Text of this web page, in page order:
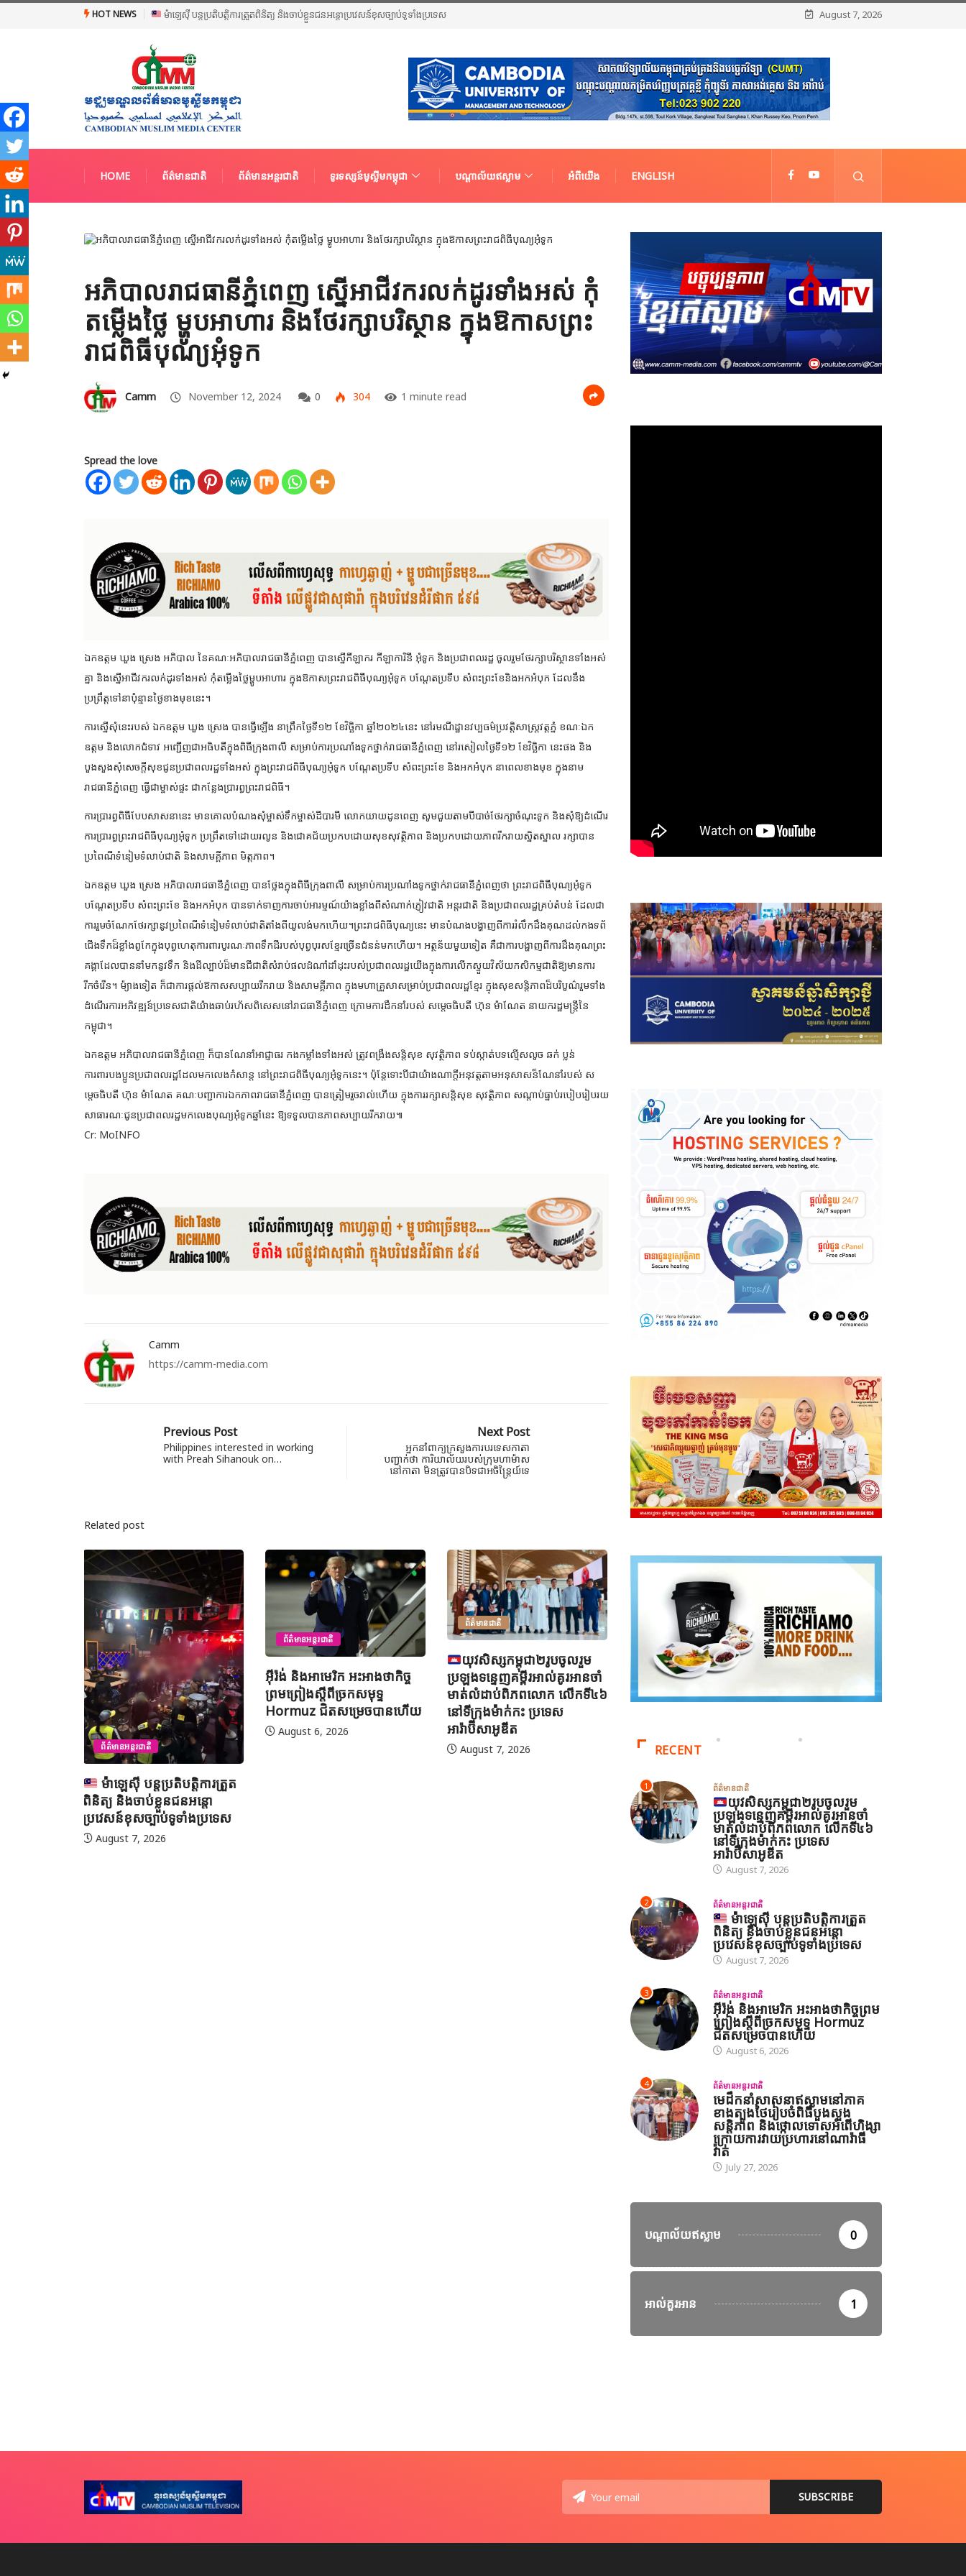
HOT NEWS ម៉ាឡេស៊ី បន្តប្រតិបត្តិការត្រួតពិនិត្យ និងចាប់ខ្លួនជនអន្តោប្រវេសន៍ខុសច្បាប់ទូទាំងប្រទេស August 7, 2026
HOME ព័ត៌មានជាតិ ព័ត៌មានអន្តរជាតិ ទូរទស្សន៍មូស្លីមកម្ពុជា បណ្តាល័យឥស្លាម អំពីយើង ENGLISH
អភិបាលរាជធានីភ្នំពេញ ស្នើអាជីវករលក់ដូរទាំងអស់ កុំ
តម្លើងថ្លៃ ម្ហូបអាហារ និងថែរក្សាបរិស្ថាន ក្នុងឱកាសព្រះ
រាជពិធីបុណ្យអុំទូក
Camm November 12, 2024 0 304 1 minute read
Spread the love
ឯកឧត្តម ឃួង ស្រេង អភិបាល នៃគណៈអភិបាលរាជធានីភ្នំពេញ បានស្នើកីឡាករ កីឡាការិនី អុំទូក និងប្រជាពលរដ្ឋ ចូលរួមថែរក្សាបរិស្ថានទាំងអស់
គ្នា និងស្នើអាជីវករលក់ដូរទាំងអស់ កុំតម្លើងថ្លៃម្ហូបអាហារ ក្នុងឱកាសព្រះរាជពិធីបុណ្យអុំទូក បណ្តែតប្រទីប សំពះព្រះខែនិងអកអំបុក ដែលនឹង
ប្រព្រឹត្តទៅនាប៉ុន្មានថ្ងៃខាងមុខនេះ។
ការស្នើសុំនេះរបស់ ឯកឧត្ដម ឃួង ស្រេង បានធ្វើឡើង នាព្រឹកថ្ងៃទី១២ ខែវិច្ឆិកា ឆ្នាំ២០២៤នេះ នៅរមណីដ្ឋានវប្បធម៌ប្រវត្តិសាស្ត្រវត្តភ្នំ ខណៈឯក
ឧត្តម និងលោកជំទាវ អញ្ជើញជាអធិបតីក្នុងពិធីក្រុងពាលី សម្រាប់ការប្រណាំងទូកថ្នាក់រាជធានីភ្នំពេញ នៅរសៀលថ្ងៃទី១២ ខែវិច្ឆិកា នេះផង និង
បួងសួងសុំសេចក្តីសុខជូនប្រជាពលរដ្ឋទាំងអស់ ក្នុងព្រះរាជពិធីបុណ្យអុំទូក បណ្តែតប្រទីប សំពះព្រះខែ និងអកអំបុក នាពេលខាងមុខ ក្នុងនាម
រាជធានីភ្នំពេញ ធ្វើជាម្ចាស់ផ្ទះ ជាកន្លែងប្រារព្ធព្រះរាជពិធី។
ការប្រារព្វពិធីបែបសាសនានេះ មានគោលបំណងសុំម្ចាស់ទឹកម្ចាស់ដីបារមី លោកយាយដូនពេញ សូមជួយតាមបីបាច់ថែរក្សាចំណុះទូក និងសុំឱ្យដំណើរ
ការប្រារព្ធព្រះរាជពិធីបុណ្យអុំទូក ប្រព្រឹតទៅដោយរលូន និងជោគជ័យប្រកបដោយសុខសុវត្ថិភាព និងប្រកបដោយភាពរីករាយស្និតស្នាល រក្សាបាន
ប្រពៃណីទំនៀមទំលាប់ជាតិ និងសាមគ្គីភាព មិត្តភាព។
ឯកឧត្តម ឃួង ស្រេង អភិបាលរាជធានីភ្នំពេញ បានថ្លែងក្នុងពិធីក្រុងពាលី សម្រាប់ការប្រណាំងទូកថ្នាក់រាជធានីភ្នំពេញថា ព្រះរាជពិធីបុណ្យអុំទូក
បណ្តែតប្រទីប សំពះព្រះខែ និងអកអំបុក បានទាក់ទាញការចាប់អារម្មណ៍យ៉ាងខ្លាំងពីសំណាក់ភ្ញៀវជាតិ អន្តរជាតិ និងប្រជាពលរដ្ឋគ្រប់តំបន់ ដែលជា
ការរួមចំណែកថែរក្សានូវប្រពៃណីទំនៀមទំលាប់ជាតិតាំងពីយូលង់មកហើយ។ព្រះរាជពិធីបុណ្យនេះ មានបំណងបង្ហាញពីការរំលឹកដឹងគុណដល់កងទព័
ជើងទឹកដ៏ខ្លាំងពូកែក្នុងបុព្វហេតុការពារបូរណៈភាពទឹកដីរបស់បុព្វបុរសខ្មែរច្រើនជំនន់មកហើយ។ អត្ថន័យមួយទៀត គឺជាការបង្ហាញពីការដឹងគុណព្រះ
គង្គាដែលបាននាំមកនូវទឹក និងដីល្បាប់ដ៏មានជីជាតិសំរាប់ផលដំណាំដាំដុះរបស់ប្រជាពលរដ្ឋយើងក្នុងការលើកស្ទួយវិស័យកសិកម្មជាតិឱ្យមានការ
រីកចំរើន។ ម៉្យាងទៀត ក៏ជាការផ្តល់ឱកាសសប្បាយរីករាយ និងសាមគ្គីភាព ក្នុងមហាគ្រួសាសម្រាប់ប្រជាពលរដ្ឋខ្មែរ ក្នុងសុខសន្តិភាពដ៏បរិបូណ៌រួមទាំង
ដំណើរការអភិវឌ្ឍន៍ប្រទេសជាតិយ៉ាងឆាប់រហ័សពិសេសនៅរាជធានីភ្នំពេញ ក្រោមការដឹកនាំរបស់ សម្តេចធិបតី ហ៊ុន ម៉ាណែត នាយករដ្ឋមន្ត្រីនៃ
កម្ពុជា។
ឯកឧត្តម អភិបាលរាជធានីភ្នំពេញ ក៏បានណែនាំអាជ្ញាធរ កងកម្លាំងទាំងអស់ ត្រូវពង្រឹងសន្តិសុខ សុវត្ថិភាព ទប់ស្កាត់បទល្មើសលូច ឆក់ ប្លន់
ការពារបងប្អូនប្រជាពលរដ្ឋដែលមកលេងកំសាន្ត នៅព្រះរាជពិធីបុណ្យអុំទូកនេះ។ ប៉ុន្តែទោះបីជាយ៉ាងណាក្តីអនុវត្តតាមអនុសាសន៏ណែនាំរបស់ ស
ម្តេចធិបតី ហ៊ុន ម៉ាណែត គណៈបញ្ជាការឯកភាពរាជធានីភ្នំពេញ បានត្រៀមរួចរាល់ហើយ ក្នុងការរក្សាសន្តិសុខ សុវត្ថិភាព សណ្តាប់ធ្នាប់របៀបរៀបរយ
សាធារណៈជូនប្រជាពលរដ្ឋមកលេងបុណ្យអុំទូកឆ្នាំនេះ ឱ្យទទួលបានភាពសប្បាយរីករាយ៕
Cr: MoINFO
Camm
https://camm-media.com
Previous Post
Philippines interested in working
with Preah Sihanouk on…
Next Post
អ្នកនាំពាក្យក្រសួងការបរទេសកាតា
បញ្ជាក់ថា ការិយាល័យរបស់ក្រុមហាម៉ាស
នៅកាតា មិនត្រូវបានបិទជាអចិន្ត្រៃយ៍ទេ
Related post
ព័ត៌មានអន្តរជាតិ
អ៊ីរ៉ង់ និងអាមេរិក អះអាងថាកិច្ច
ព្រមព្រៀងស្តីពីច្រកសមុទ្ទ
Hormuz ជិតសម្រេចបានហើយ
August 6, 2026
ព័ត៌មានជាតិ
យុវសិស្សកម្ពុជា២រូបចូលរួម
ប្រឡងទន្ទេញគម្ពីរអាល់គូរអានចាំ
មាត់លំដាប់ពិភពលោក លើកទី៤៦
នៅទីក្រុងម៉ាក់កះ ប្រទេស
អារ៉ាប៊ីសាអូឌីត
ព័ត៌មានអន្តរជាតិ
ព័ត៌មានអន្តរជាតិ
អ៊ីរ៉ង់ និងអាមេរិក អះអាងថាកិច្ច
ព្រមព្រៀងស្តីពីច្រកសមុទ្ទ
RECENT
1 ព័ត៌មានជាតិ
យុវសិស្សកម្ពុជា២រូបចូលរួម
ប្រឡងទន្ទេញគម្ពីរអាល់គូរអានចាំ
មាត់លំដាប់ពិភពលោក លើកទី៤៦
នៅទីក្រុងម៉ាក់កះ ប្រទេស
អារ៉ាប៊ីសាអូឌីត
August 7, 2026
2 ព័ត៌មានអន្តរជាតិ
ម៉ាឡេស៊ី បន្តប្រតិបត្តិការត្រួត
ពិនិត្យ និងចាប់ខ្លួនជនអន្តោ
ប្រវេសន៍ខុសច្បាប់ទូទាំងប្រទេស
August 7, 2026
3 ព័ត៌មានអន្តរជាតិ
អ៊ីរ៉ង់ និងអាមេរិក អះអាងថាកិច្ចព្រម
ព្រៀងស្តីពីច្រកសមុទ្ទ Hormuz
ជិតសម្រេចបានហើយ
August 6, 2026
4 ព័ត៌មានអន្តរជាតិ
មេដឹកនាំសាសនាឥស្លាមនៅភាគ
ខាងត្បូងថៃរៀបចំពិធីបួងសួង
សន្តិភាព និងថ្កោលទោសអំពើហិង្សា
ក្រោយការវាយប្រហារនៅណារ៉ាធី
វ៉ាត់
July 27, 2026
បណ្តាល័យឥស្លាម 0
អាល់គួរអាន 1